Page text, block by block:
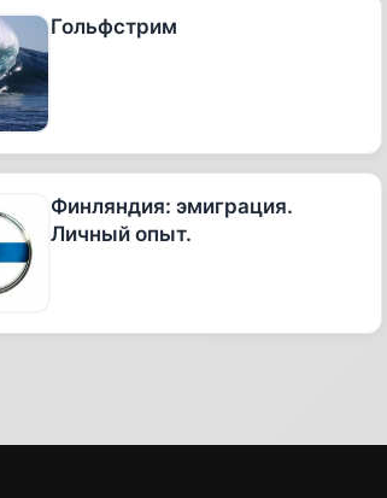
Гольфстрим
Финляндия: эмиграция.
Личный опыт.